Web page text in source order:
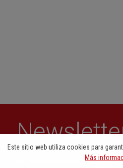
Our newsletter keeps you on
Este sitio web utiliza cookies para
Más